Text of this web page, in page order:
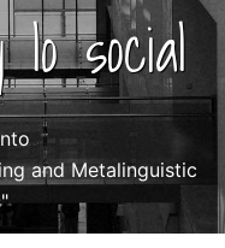
social
and Metalinguistic